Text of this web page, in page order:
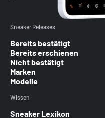
Sneaker Releases
Bereits bestätigt
Bereits erschienen
Nicht bestätigt
Marken
Modelle
Wissen
Sneaker Lexikon